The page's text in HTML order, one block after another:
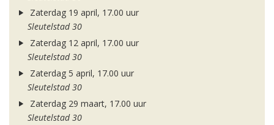
Zaterdag 19 april, 17.00 uur
Sleutelstad 30
Zaterdag 12 april, 17.00 uur
Sleutelstad 30
Zaterdag 5 april, 17.00 uur
Sleutelstad 30
Zaterdag 29 maart, 17.00 uur
Sleutelstad 30